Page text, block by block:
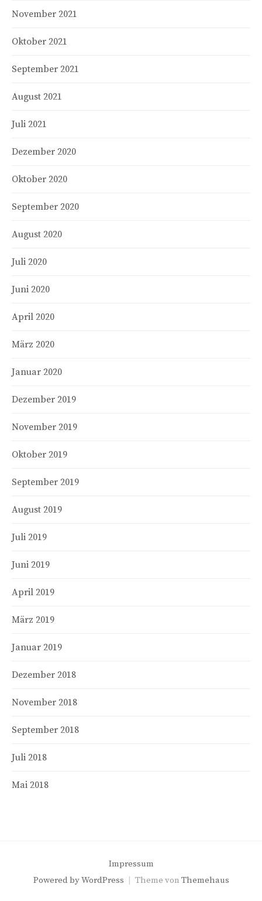
November 2021
Oktober 2021
September 2021
August 2021
Juli 2021
Dezember 2020
Oktober 2020
September 2020
August 2020
Juli 2020
Juni 2020
April 2020
März 2020
Januar 2020
Dezember 2019
November 2019
Oktober 2019
September 2019
August 2019
Juli 2019
Juni 2019
April 2019
März 2019
Januar 2019
Dezember 2018
November 2018
September 2018
Juli 2018
Mai 2018
Impressum
Powered byWordPress Theme von Themehaus